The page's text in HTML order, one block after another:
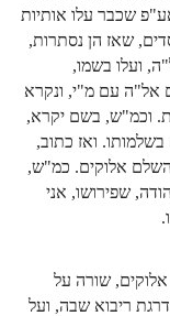
שכבר עלו אותיות
שאז הן נסתרות,
ועלו בשמו,
אל"ה עם מ"י, ונקרא
וכמ"ש, בשם יקרא,
ואז כתוב,
אלוקים. כמ"ש,
שפירושו, אני
שורה על
ריבוא שבה, ועל